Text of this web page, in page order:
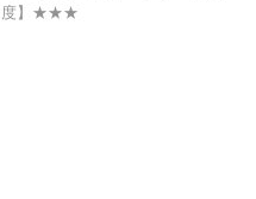
度】★★★